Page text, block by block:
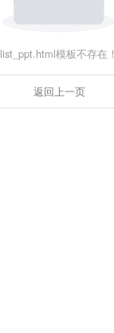
list_ppt.html模板不存在！
返回上一页